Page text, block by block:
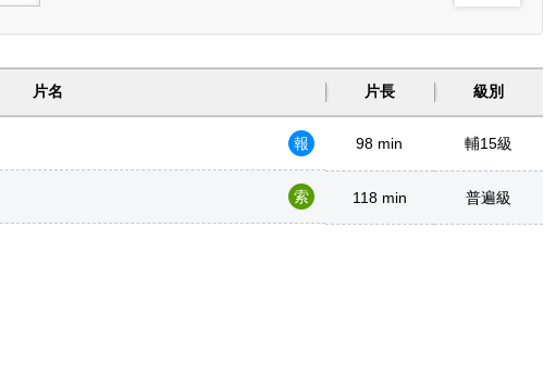
片名 片長 級別
報 98 min 輔15級
索 118 min 普遍級